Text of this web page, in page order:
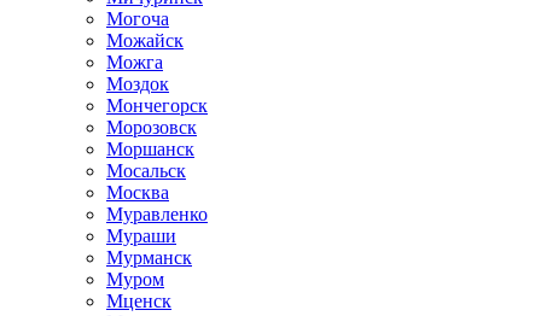
Могоча
Можайск
Можга
Моздок
Мончегорск
Морозовск
Моршанск
Мосальск
Москва
Муравленко
Мураши
Мурманск
Муром
Мценск